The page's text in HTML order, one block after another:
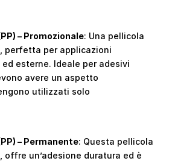
– Promozionale: Una pellicola
perfetta per applicazioni
esterne. Ideale per adesivi
avere un aspetto
utilizzati solo
– Permanente: Questa pellicola
offre un’adesione duratura ed è